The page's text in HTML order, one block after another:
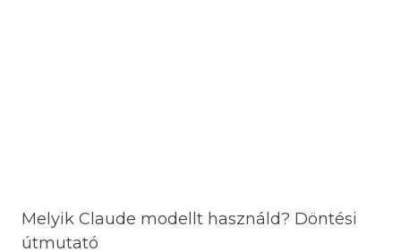
Melyik Claude modellt használd? Döntési
útmutató